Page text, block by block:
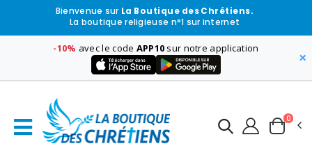
Bienvenue sur La Boutique des Chrétiens.
La boutique religieuse n°1 sur internet
-10% avec le code APP10 sur notre application
×
0